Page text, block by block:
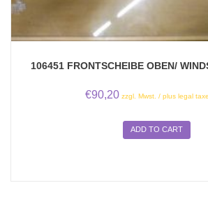
106451 FRONTSCHEIBE OBEN/
€90,20 zzgl. Mwst. / plus legal
ADD TO CART